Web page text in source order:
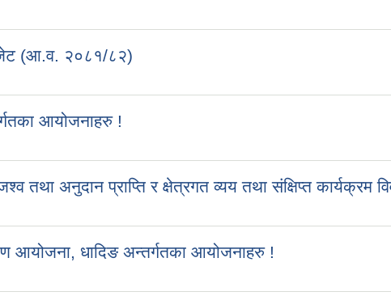
(आ.व. २०८१/८२)
आयोजनाहरु !
अनुदान प्राप्ति र क्षेत्रगत व्यय तथा संक्षिप्त कार्यक्रम
आयोजना, धादिङ अन्तर्गतका आयोजनाहरु !